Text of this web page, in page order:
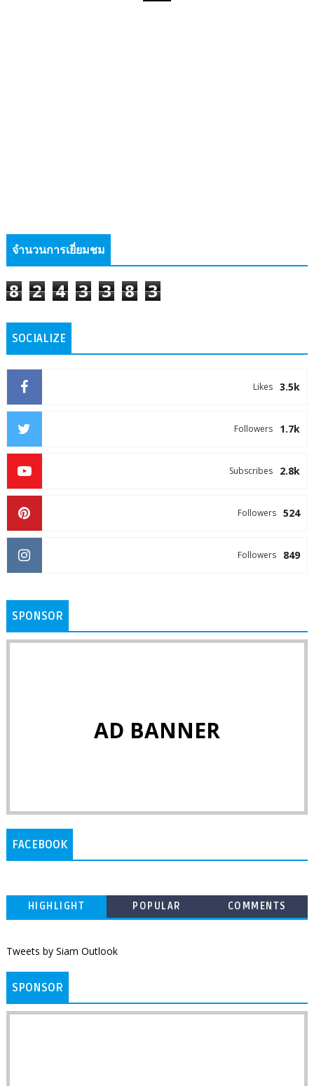
จำนวนการเยี่ยมชม
8 2 4 3 3 8 3
SOCIALIZE
3.5k
Likes
1.7k
Followers
2.8k
Subscribes
524
Followers
849
Followers
SPONSOR
AD BANNER
FACEBOOK
HIGHLIGHT POPULAR COMMENTS
Tweets by Siam Outlook
SPONSOR